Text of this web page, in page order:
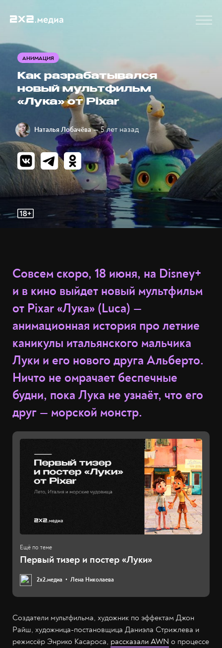
АНИМАЦИЯ
Как разрабатывался
новый мультфильм
«Лука» от Pixar
Наталья Лобачёва — 5 лет назад
Совсем скоро, 18 июня, на Disney+
и в кино выйдет новый мультфильм
от Pixar «Лука» (Luca) —
анимационная история про летние
каникулы итальянского мальчика
Луки и его нового друга Альберто.
Ничто не омрачает беспечные
будни, пока Лука не узнаёт, что его
друг — морской монстр.
Первый тизер и постер «Луки»
2х2.медиа Лена Николаева
Создатели мультфильма, художник по эффектам Джон
Райш, художница-постановщица Даниэла Стрижлева и
режиссёр Энрико Касароса, рассказали AWN о процессе